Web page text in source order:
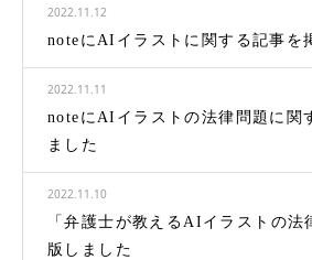
2022.11.12
noteにAIイラストに関する記事を
2022.11.11
noteにAIイラストの法律問題に関
ました
2022.11.10
「弁護士が教えるAIイラストの法
版しました